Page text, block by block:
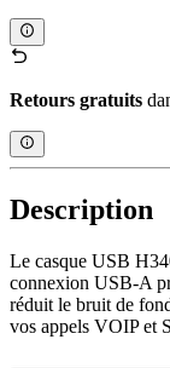
Retours gratuits
Description
Le casque USB
connexion USB-A
réduit le bruit de
vos appels VOIP et